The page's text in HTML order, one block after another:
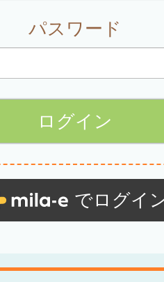
パスワード
でログイ